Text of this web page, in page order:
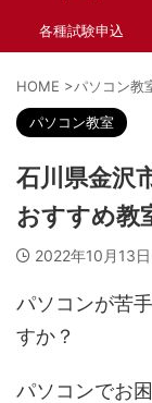
各種試験申込
HOME >パソコン教
パソコン教室
石川県金沢
おすすめ教
2022年10月13日
パソコンが苦
すか？
パソコンでお